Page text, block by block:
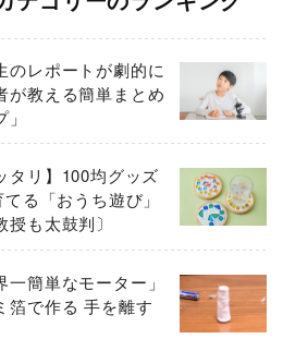
のレポートが劇的に
教える簡単まとめ
タリ】100均グッズ
る「おうち遊び」
も太鼓判〕
一簡単なモーター」
箔で作る 手を離す